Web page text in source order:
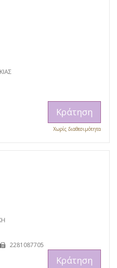
Κράτηση
Χωρίς διαθεσιμότητα
2281087705
Κράτηση